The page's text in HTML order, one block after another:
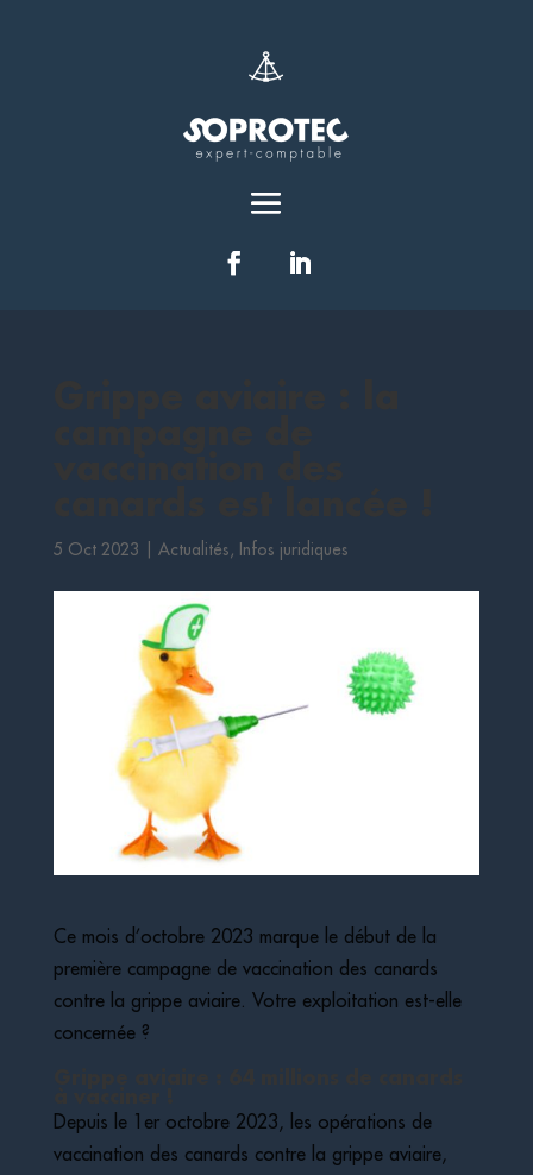
5 Oct 2023 Actualités , Infos juridiques
Ce mois d’octobre 2023 marque le début de la
première campagne de vaccination des canards
contre la grippe aviaire. Votre exploitation est-elle
concernée ?
Depuis le 1er octobre 2023, les opérations de
vaccination des canards contre la grippe aviaire,